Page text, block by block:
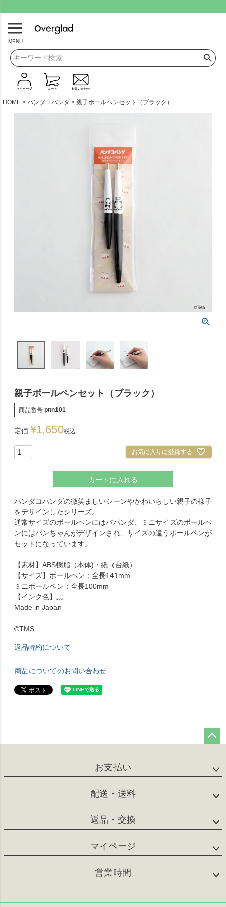
MENU
HOME パンダコパンダ 親子ボールペンセット（ブラック）
親子ボールペンセット（ブラック）
商品番号 pnn101
定価 ¥1,650税込
お気に入りに登録する
カートに入れる
パンダコパンダの微笑ましいシーンやかわいらしい親子の様子
をデザインしたシリーズ。
通常サイズのボールペンにはパパンダ、ミニサイズのボールペ
ンにはパンちゃんがデザインされ、サイズの違うボールペンが
セットになっています。
【素材】ABS樹脂（本体)・紙（台紙）
【サイズ】ボールペン：全長141mm
ミニボールペン：全長100mm
【インク色】黒
Made in Japan
©TMS
返品特約について
商品についてのお問い合わせ
ップ
お支払い
配送・送料
返品・交換
マイページ
営業時間